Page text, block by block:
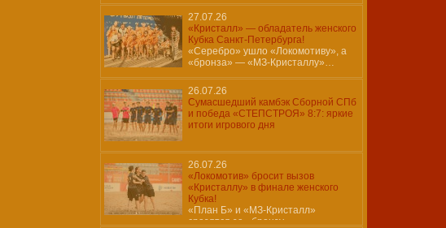
27.07.26
«Кристалл» — обладатель женского
Кубка Санкт-Петербурга!
«Серебро» ушло «Локомотиву», а
«бронза» — «МЗ-Кристаллу»…
26.07.26
Сумасшедший камбэк Сборной СПб
и победа «СТЕПСТРОЯ» 8:7: яркие
итоги игрового дня
26.07.26
«Локомотив» бросит вызов
«Кристаллу» в финале женского
Кубка!
«План Б» и «МЗ-Кристалл»
сразятся за «бронзу»…